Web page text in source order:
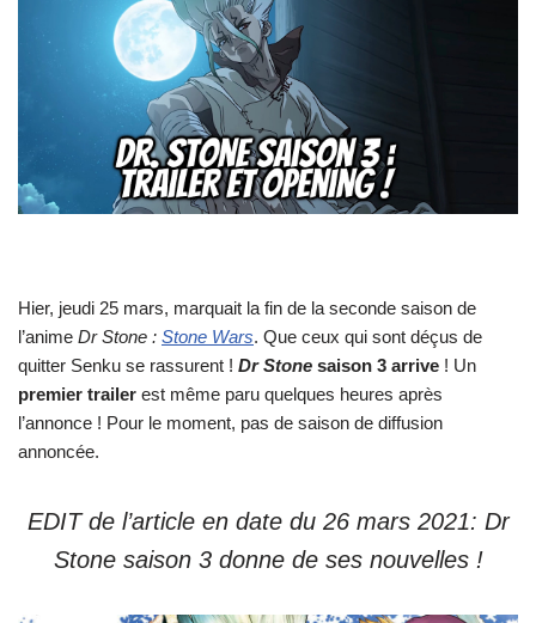
Hier, jeudi 25 mars, marquait la fin de la seconde saison de
l’anime Dr Stone : Stone Wars. Que ceux qui sont déçus de
quitter Senku se rassurent ! Dr Stone saison 3 arrive ! Un
premier trailer est même paru quelques heures après
l’annonce ! Pour le moment, pas de saison de diffusion
annoncée.
EDIT de l’article en date du 26 mars 2021: Dr
Stone saison 3 donne de ses nouvelles !